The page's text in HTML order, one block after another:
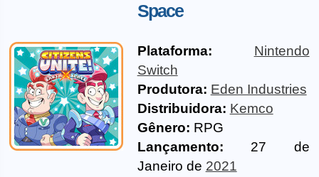
Space
Plataforma:
Nintendo
Switch
Produtora: Eden Industries
Distribuidora: Kemco
Gênero: RPG
Lançamento: 27 de
Janeiro de 2021